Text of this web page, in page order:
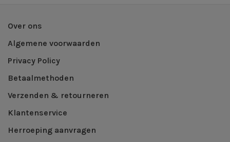
Over ons
Algemene voorwaarden
Privacy Policy
Betaalmethoden
Verzenden & retourneren
Klantenservice
Herroeping aanvragen